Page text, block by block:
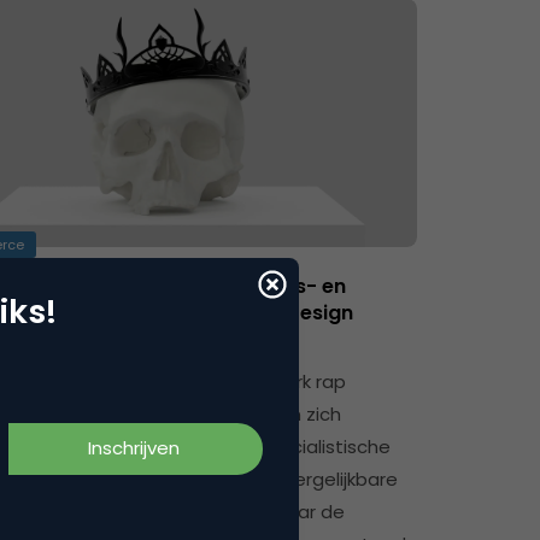
too late? Het nieuwe Beroeps- en
Beeldende Kunst & Design
zien deel van hun werk rap
door AI’. Grote kantoren richten zich
steeds meer op complexe, specialistische
Business Review ziet een vergelijkbare
bij softwareontwikkelaars, waar de